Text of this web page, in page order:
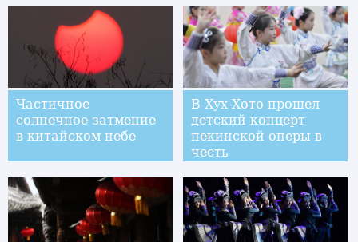
Частичное
солнечное затмение
в китайском небе
В Хух-Хото прошел
детский концерт
пекинской оперы в
честь
праздника Весны